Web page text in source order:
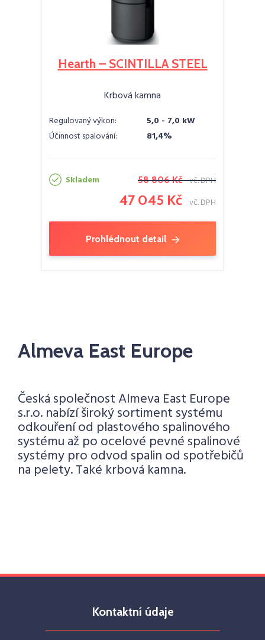
Hearth – SCINTILLA STEEL
Krbová kamna
Regulovaný výkon:
5,0 - 7,0 kW
Účinnost spalování:
81,4%
Skladem 58 806 Kč vč. DPH
47 045 Kč vč. DPH
Prohlédnout detail
Almeva East Europe
Česká společnost Almeva East Europe
s.r.o. nabízí široký sortiment systému
odkouření od plastového spalinového
systému až po ocelové pevné spalinové
systémy pro odvod spalin od spotřebičů
na pelety. Také krbová kamna.
Kontaktní údaje